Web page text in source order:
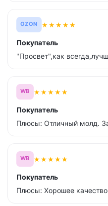
OZON ★★★★★
Покупатель
"Просвет",как
WB ★★★★★
Покупатель
Плюсы: Отличный молд.
WB ★★★★★
Покупатель
Плюсы: Хорошее качество